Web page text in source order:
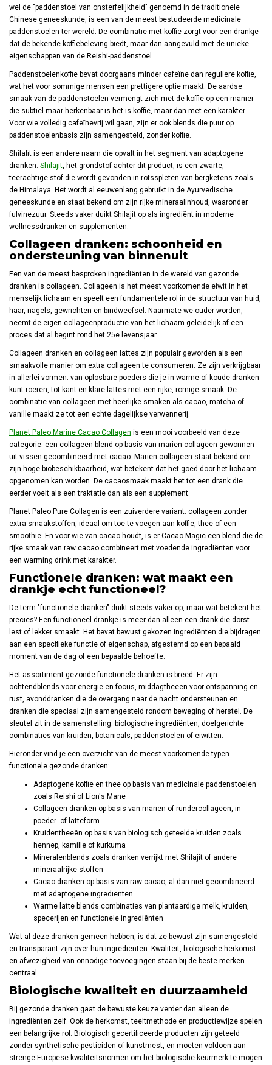
wel de "paddenstoel van onsterfelijkheid" genoemd in de traditionele
Chinese geneeskunde, is een van de meest bestudeerde medicinale
paddenstoelen ter wereld. De combinatie met koffie zorgt voor een drankje
dat de bekende koffiebeleving biedt, maar dan aangevuld met de unieke
eigenschappen van de Reishi-paddenstoel.
Paddenstoelenkoffie bevat doorgaans minder cafeïne dan reguliere koffie,
wat het voor sommige mensen een prettigere optie maakt. De aardse
smaak van de paddenstoelen vermengt zich met de koffie op een manier
die subtiel maar herkenbaar is het is koffie, maar dan met een karakter.
Voor wie volledig cafeïnevrij wil gaan, zijn er ook blends die puur op
paddenstoelenbasis zijn samengesteld, zonder koffie.
Shilafit is een andere naam die opvalt in het segment van adaptogene
dranken. Shilajit, het grondstof achter dit product, is een zwarte,
teerachtige stof die wordt gevonden in rotsspleten van bergketens zoals
de Himalaya. Het wordt al eeuwenlang gebruikt in de Ayurvedische
geneeskunde en staat bekend om zijn rijke mineraalinhoud, waaronder
fulvinezuur. Steeds vaker duikt Shilajit op als ingrediënt in moderne
wellnessdranken en supplementen.
Collageen dranken: schoonheid en
ondersteuning van binnenuit
Een van de meest besproken ingrediënten in de wereld van gezonde
dranken is collageen. Collageen is het meest voorkomende eiwit in het
menselijk lichaam en speelt een fundamentele rol in de structuur van huid,
haar, nagels, gewrichten en bindweefsel. Naarmate we ouder worden,
neemt de eigen collageenproductie van het lichaam geleidelijk af een
proces dat al begint rond het 25e levensjaar.
Collageen dranken en collageen lattes zijn populair geworden als een
smaakvolle manier om extra collageen te consumeren. Ze zijn verkrijgbaar
in allerlei vormen: van oplosbare poeders die je in warme of koude dranken
kunt roeren, tot kant en klare lattes met een rijke, romige smaak. De
combinatie van collageen met heerlijke smaken als cacao, matcha of
vanille maakt ze tot een echte dagelijkse verwennerij.
Planet Paleo Marine Cacao Collagen is een mooi voorbeeld van deze
categorie: een collageen blend op basis van marien collageen gewonnen
uit vissen gecombineerd met cacao. Marien collageen staat bekend om
zijn hoge biobeschikbaarheid, wat betekent dat het goed door het lichaam
opgenomen kan worden. De cacaosmaak maakt het tot een drank die
eerder voelt als een traktatie dan als een supplement.
Planet Paleo Pure Collagen is een zuiverdere variant: collageen zonder
extra smaakstoffen, ideaal om toe te voegen aan koffie, thee of een
smoothie. En voor wie van cacao houdt, is er Cacao Magic een blend die de
rijke smaak van raw cacao combineert met voedende ingrediënten voor
een warming drink met karakter.
Functionele dranken: wat maakt een
drankje echt functioneel?
De term "functionele dranken" duikt steeds vaker op, maar wat betekent het
precies? Een functioneel drankje is meer dan alleen een drank die dorst
lest of lekker smaakt. Het bevat bewust gekozen ingrediënten die bijdragen
aan een specifieke functie of eigenschap, afgestemd op een bepaald
moment van de dag of een bepaalde behoefte.
Het assortiment gezonde functionele dranken is breed. Er zijn
ochtendblends voor energie en focus, middagtheeën voor ontspanning en
rust, avonddranken die de overgang naar de nacht ondersteunen en
dranken die speciaal zijn samengesteld rondom beweging of herstel. De
sleutel zit in de samenstelling: biologische ingrediënten, doelgerichte
combinaties van kruiden, botanicals, paddenstoelen of eiwitten.
Hieronder vind je een overzicht van de meest voorkomende typen
functionele gezonde dranken:
Adaptogene koffie en thee op basis van medicinale paddenstoelen
zoals Reishi of Lion's Mane
Collageen dranken op basis van marien of rundercollageen, in
poeder- of latteform
Kruidentheeën op basis van biologisch geteelde kruiden zoals
hennep, kamille of kurkuma
Mineralenblends zoals dranken verrijkt met Shilajit of andere
mineraalrijke stoffen
Cacao dranken op basis van raw cacao, al dan niet gecombineerd
met adaptogene ingrediënten
Warme latte blends combinaties van plantaardige melk, kruiden,
specerijen en functionele ingrediënten
Wat al deze dranken gemeen hebben, is dat ze bewust zijn samengesteld
en transparant zijn over hun ingrediënten. Kwaliteit, biologische herkomst
en afwezigheid van onnodige toevoegingen staan bij de beste merken
centraal.
Biologische kwaliteit en duurzaamheid
Bij gezonde dranken gaat de bewuste keuze verder dan alleen de
ingrediënten zelf. Ook de herkomst, teeltmethode en productiewijze spelen
een belangrijke rol. Biologisch gecertificeerde producten zijn geteeld
zonder synthetische pesticiden of kunstmest, en moeten voldoen aan
strenge Europese kwaliteitsnormen om het biologische keurmerk te mogen